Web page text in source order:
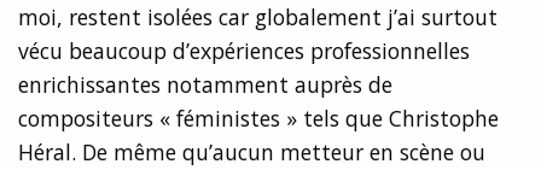
moi, restent isolées car globalement j’ai surtout
vécu beaucoup d’expériences professionnelles
enrichissantes notamment auprès de
compositeurs « féministes » tels que Christophe
Héral. De même qu’aucun metteur en scène ou